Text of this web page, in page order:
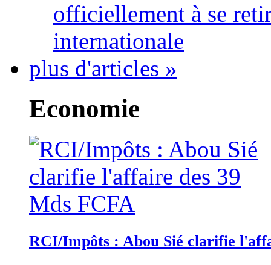
officiellement à se
internationale
plus d'articles »
Economie
RCI/Impôts : Abou Sié clarifie